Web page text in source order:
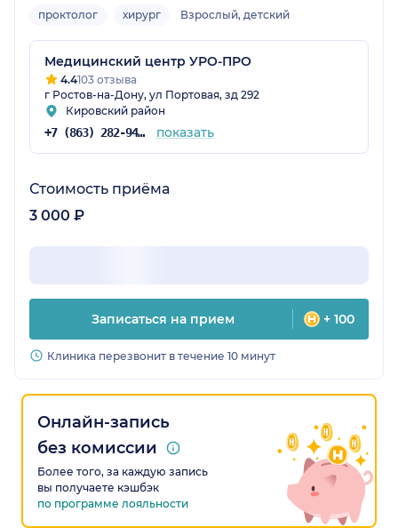
проктолог хирург Взрослый, детский
Медицинский центр УРО-ПРО
4.4103 отзыва
г Ростов-на-Дону, ул Портовая, зд 292
Кировский район
+7 (863) 282-94-46 показать
Стоимость приёма
3 000 ₽
Записаться на прием + 100
Клиника перезвонит в течение 10 минут
Онлайн-запись
без комиссии
Более того, за каждую запись
вы получаете кэшбэк
по программе лояльности